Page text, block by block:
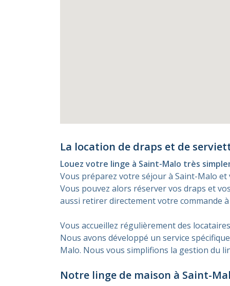
La location de draps et de
Louez votre linge à Saint-Malo très
Vous préparez votre séjour à Saint-Malo et
Vous pouvez alors réserver vos draps et
aussi retirer directement votre commande
Vous accueillez régulièrement des
Nous avons développé un service
Malo. Nous vous simplifions la gestion du
Notre linge de maison à Saint-